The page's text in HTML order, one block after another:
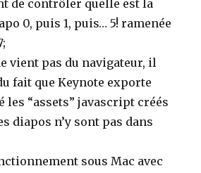
de contrôler quelle est la
0, puis 1, puis… 5! ramenée
vient pas du navigateur, il
fait que Keynote exporte
les “assets” javascript créés
diapos n’y sont pas dans
sous Mac avec